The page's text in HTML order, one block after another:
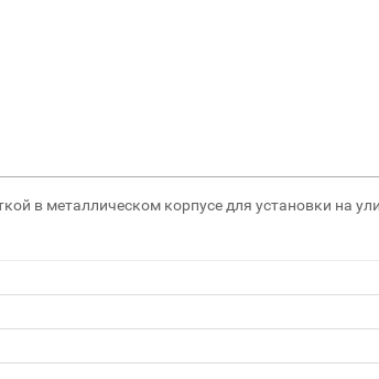
в металлическом корпусе для установки на